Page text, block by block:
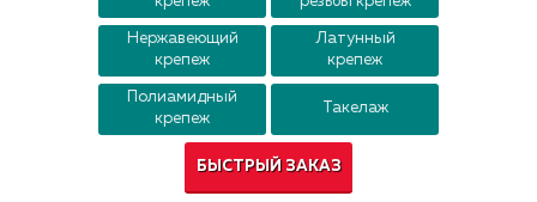
Нержавеющий
крепеж
Латунный
крепеж
Полиамидный
крепеж
Такелаж
БЫСТРЫЙ ЗАКАЗ